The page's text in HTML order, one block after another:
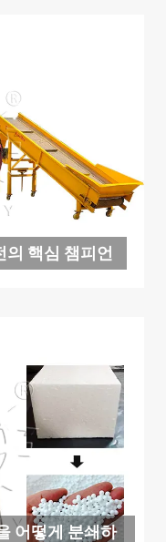
의 핵심 챔피언
어떻게 분쇄하